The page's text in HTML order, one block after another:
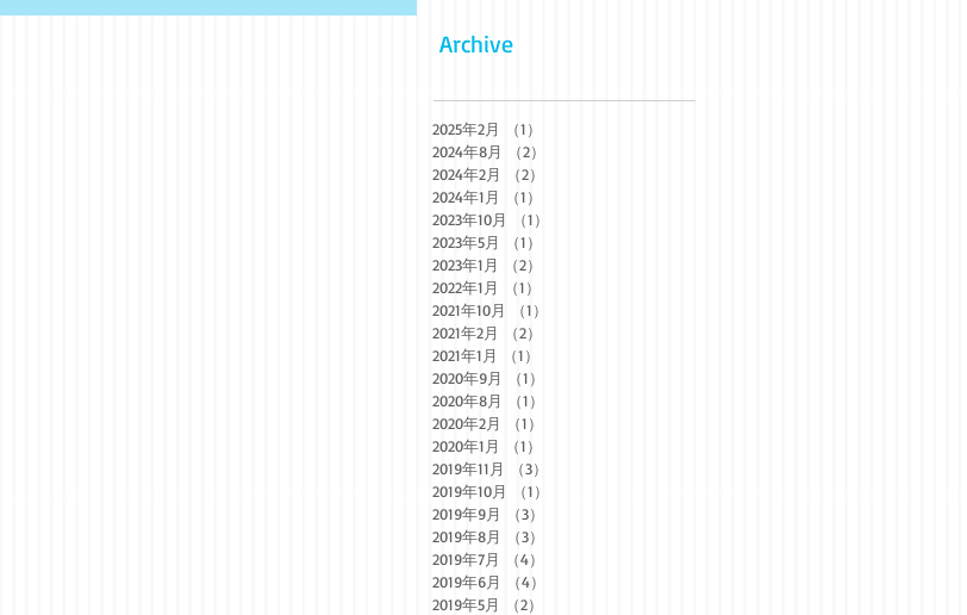
Archive
2025年2月 （1）
2024年8月
（2）
2024年2月
（2）
2024年1月
（1）
2023年10月
（1）
2023年5月
（1）
2023年1月
（2）
2022年1月
（1）
2021年10月
（1）
2021年2月
（2）
2021年1月
（1）
2020年9月
（1）
2020年8月
（1）
2020年2月
（1）
2020年1月
（1）
2019年11月
（3）
2019年10月
（1）
2019年9月
（3）
2019年8月
（3）
2019年7月
（4）
2019年6月
（4）
2019年5月
（2）